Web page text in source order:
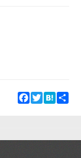
Facebook
TwitterHatena